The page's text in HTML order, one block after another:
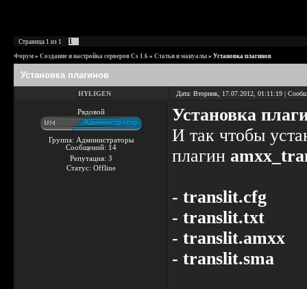
Страница 1 из 1 1
Форум » Создание и настройка серверов Cs 1.6 » Статьи и мануалы » Установка плагинов
Установка плагинов
HYLIGEN Дата: Вторник, 17.07.2012, 01:11:19 |
Рядовой
Группа: Администраторы
Сообщений: 14
Репутация: 3
Статус: Offline
Установка
И так чтобы
плагин
- translit.cfg
- translit.txt
- translit.amxx
- translit.sma